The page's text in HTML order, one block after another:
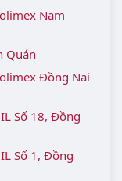
Nam
Quán
Đồng Nai
Số 18, Đồng
Số 1, Đồng